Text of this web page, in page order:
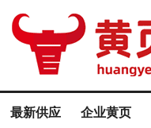
最新供应 企业黄页